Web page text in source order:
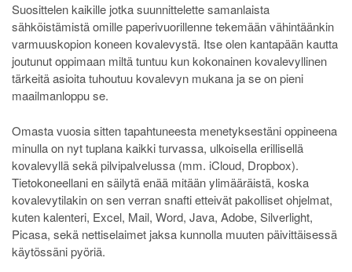
Suosittelen kaikille jotka suunnittelette samanlaista
sähköistämistä omille paperivuorillenne tekemään vähintäänkin
varmuuskopion koneen kovalevystä. Itse olen kantapään kautta
joutunut oppimaan miltä tuntuu kun kokonainen kovalevyllinen
tärkeitä asioita tuhoutuu kovalevyn mukana ja se on pieni
maailmanloppu se.
Omasta vuosia sitten tapahtuneesta menetyksestäni oppineena
minulla on nyt tuplana kaikki turvassa, ulkoisella erillisellä
kovalevyllä sekä pilvipalvelussa (mm. iCloud, Dropbox).
Tietokoneellani en säilytä enää mitään ylimääräistä, koska
kovalevytilakin on sen verran snafti etteivät pakolliset ohjelmat,
kuten kalenteri, Excel, Mail, Word, Java, Adobe, Silverlight,
Picasa, sekä nettiselaimet jaksa kunnolla muuten päivittäisessä
käytössäni pyöriä.